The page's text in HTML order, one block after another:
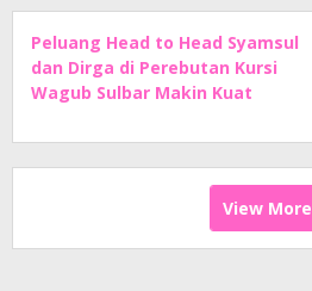
Peluang Head to Head Syamsul
dan Dirga di Perebutan Kursi
Wagub Sulbar Makin Kuat
View More